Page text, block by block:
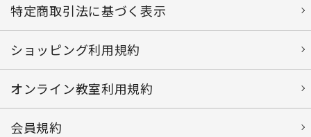
特定商取引法に基づく表示
ショッピング利用規約
オンライン教室利用規約
会員規約